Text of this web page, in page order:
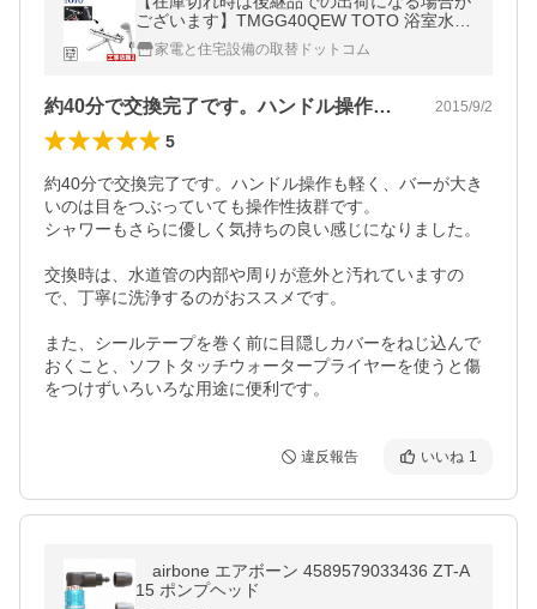
ございます】TMGG40QEW TOTO 浴室水栓
サーモスタット 水栓 混合水栓 蛇口 壁付タイ
プ家電と住宅設備の取替ドットコム
約40分で交換完了です。ハンドル操作も… 2015/9/2
5
約40分で交換完了です。ハンドル操作も軽く、バーが大き
いのは目をつぶっていても操作性抜群です。
シャワーもさらに優しく気持ちの良い感じになりました。
交換時は、水道管の内部や周りが意外と汚れていますの
で、丁寧に洗浄するのがおススメです。
また、シールテープを巻く前に目隠しカバーをねじ込んで
おくこと、ソフトタッチウォータープライヤーを使うと傷
をつけずいろいろな用途に便利です。
違反報告 いいね 1
airbone エアボーン 4589579033436 ZT-A
15 ポンプヘッド